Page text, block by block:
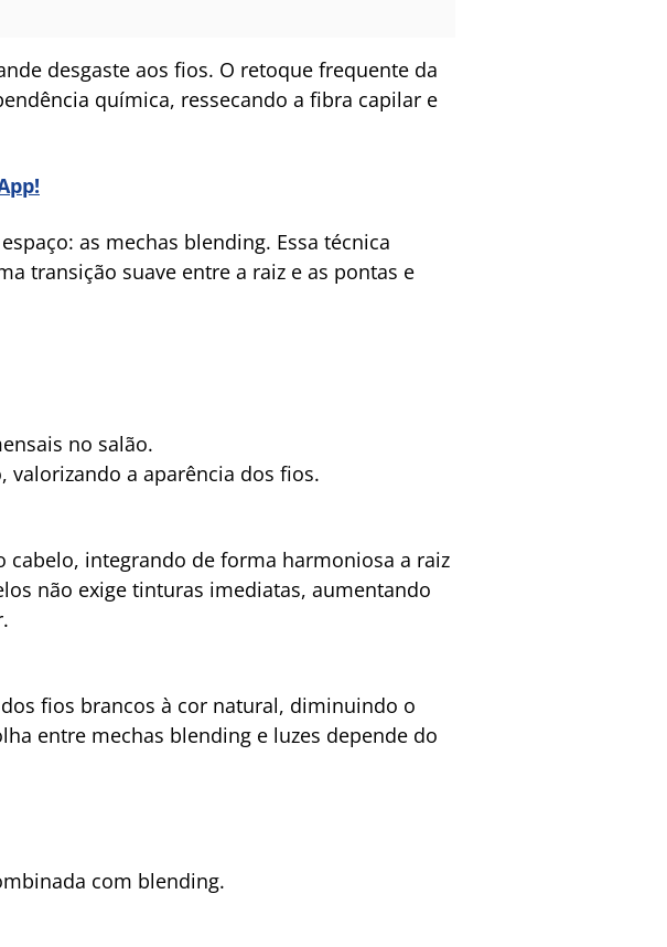
desgaste aos fios. O retoque frequente da
química, ressecando a fibra capilar e
as mechas blending. Essa técnica
transição suave entre a raiz e as pontas e
no salão.
valorizando a aparência dos fios.
integrando de forma harmoniosa a raiz
não exige tinturas imediatas, aumentando
fios brancos à cor natural, diminuindo o
entre mechas blending e luzes depende do
com blending.